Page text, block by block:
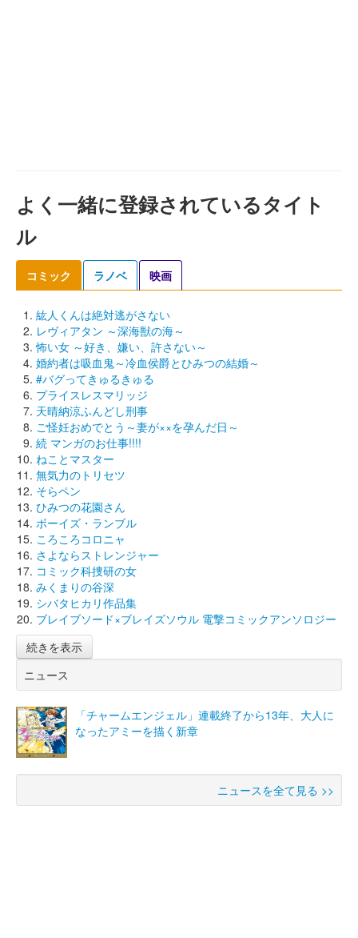
よく一緒に登録されているタイト
ル
コミック ラノベ 映画
紘人くんは絶対逃がさない
レヴィアタン ～深海獣の海～
怖い女 ～好き、嫌い、許さない～
婚約者は吸血鬼～冷血侯爵とひみつの結婚～
#バグってきゅるきゅる
プライスレスマリッジ
天晴納涼ふんどし刑事
ご怪妊おめでとう～妻が××を孕んだ日～
続 マンガのお仕事!!!!
ねことマスター
無気力のトリセツ
そらペン
ひみつの花園さん
ボーイズ・ランブル
ころころコロニャ
さよならストレンジャー
コミック科捜研の女
みくまりの谷深
シバタヒカリ作品集
ブレイブソード×ブレイズソウル 電撃コミックアンソロジー
続きを表示
ニュース
「チャームエンジェル」連載終了から13年、大人に
なったアミーを描く新章
ニュースを全て見る >>